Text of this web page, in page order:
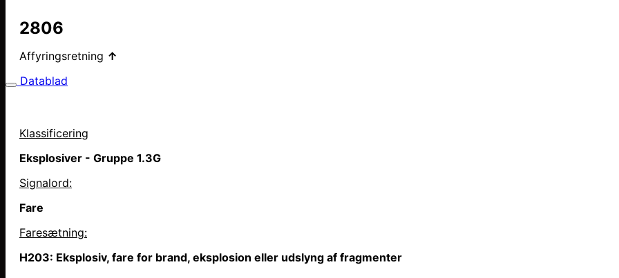
2806
Affyringsretning ↑
Datablad
Klassificering
Eksplosiver - Gruppe 1.3G
Signalord:
Fare
Faresætning:
H203: Eksplosiv, fare for brand, eksplosion eller udslyng af fragmenter